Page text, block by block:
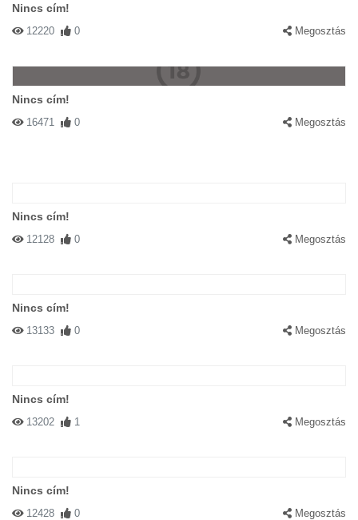
Nincs cím!
12220 0 Megosztás
Nincs cím!
16471 0 Megosztás
Nincs cím!
12128 0 Megosztás
Nincs cím!
13133 0 Megosztás
Nincs cím!
13202 1 Megosztás
Nincs cím!
12428 0 Megosztás